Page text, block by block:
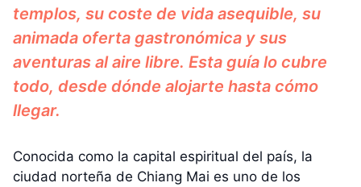
templos, su coste de vida asequible, su
animada oferta gastronómica y sus
aventuras al aire libre. Esta guía lo cubre
todo, desde dónde alojarte hasta cómo
llegar.
Conocida como la capital espiritual del país, la
ciudad norteña de Chiang Mai es uno de los